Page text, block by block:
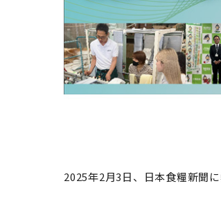
2025年2月3日、日本食糧新聞